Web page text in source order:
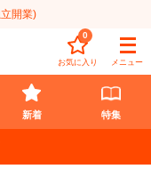
開業)
お気に入り
0
メニュー
新着 特集